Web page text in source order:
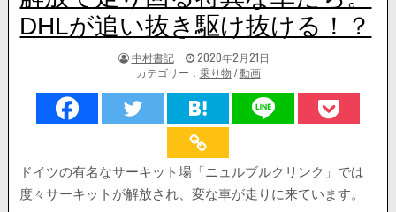
DHLが追い抜き駆け抜ける！？
著
者:
中村書記
掲
載
日：
2020年2月21日
カテゴリー： 乗り物 /動画
ドイツの有名なサーキット場「ニュルブルクリンク」では
度々サーキットが解放され、変な車が走りに来ています。